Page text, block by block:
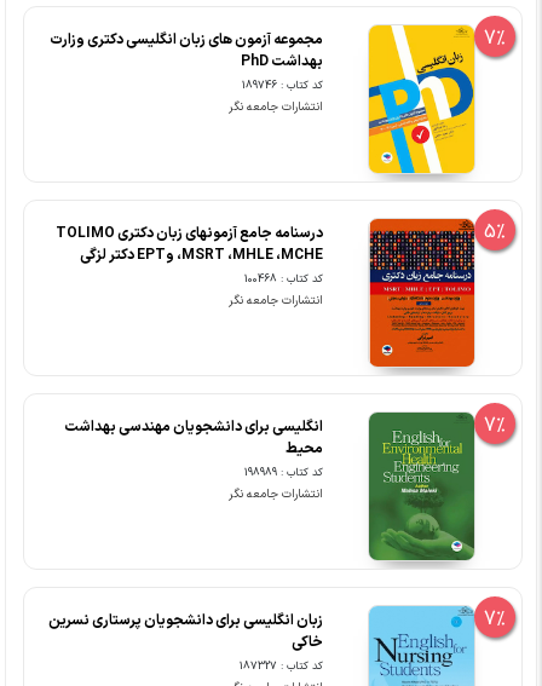
7%
مجموعه آزمون های زبان انگلیسی دکتری وزارت
بهداشت PhD
کد کتاب : 189746
انتشارات جامعه نگر
5%
درسنامه جامع آزمونهای زبان دکتری TOLIMO
،MSRT ،MHLE ،MCHE وEPT دکتر لزگی
کد کتاب : 100468
انتشارات جامعه نگر
7%
انگلیسی برای دانشجویان مهندسی بهداشت
محیط
کد کتاب : 198989
انتشارات جامعه نگر
7%
زبان انگلیسی برای دانشجویان پرستاری نسرین
خاکی
کد کتاب : 187327